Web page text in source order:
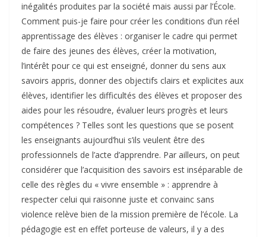
inégalités produites par la société mais aussi par l’École.
Comment puis-je faire pour créer les conditions d’un réel
apprentissage des élèves : organiser le cadre qui permet
de faire des jeunes des élèves, créer la motivation,
l’intérêt pour ce qui est enseigné, donner du sens aux
savoirs appris, donner des objectifs clairs et explicites aux
élèves, identifier les difficultés des élèves et proposer des
aides pour les résoudre, évaluer leurs progrès et leurs
compétences ? Telles sont les questions que se posent
les enseignants aujourd’hui s’ils veulent être des
professionnels de l’acte d’apprendre. Par ailleurs, on peut
considérer que l’acquisition des savoirs est inséparable de
celle des règles du « vivre ensemble » : apprendre à
respecter celui qui raisonne juste et convainc sans
violence relève bien de la mission première de l’école. La
pédagogie est en effet porteuse de valeurs, il y a des